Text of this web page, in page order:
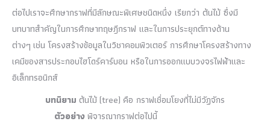
ต่อไปเราจะศึกษากราฟที่มีลักษณะพิเศษชนิดหนึ่ง เรียกว่า ต้นไม้ ซึ่งมี
บทบาทสำคัญในการศึกษาทฤษฎีกราฟ และในการประยุกต์ทางด้าน
ต่างๆ เช่น โครงสร้างข้อมูลในวิชาคอมพิวเตอร์ การศึกษาโครงสร้างทาง
เคมีของสารประกอบไฮโดร์คาร์บอน หรือในการออกแบบวงจรไฟฟ้าและ
อิเล็กทรอนิกส์
บทนิยาม ต้นไม้ (tree) คือ กราฟเชื่อมโยงที่ไม่มีวัฏจักร
ตัวอย่างพิจารณากราฟต่อไปนี้